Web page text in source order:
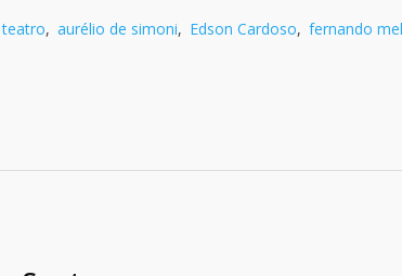
, aurélio de simoni, Edson Cardoso, fernando